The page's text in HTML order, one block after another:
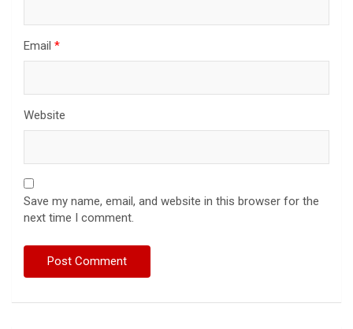
Email *
Website
Save my name, email, and website in this browser for the
next time I comment.